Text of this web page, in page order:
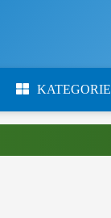
KATEGORIE